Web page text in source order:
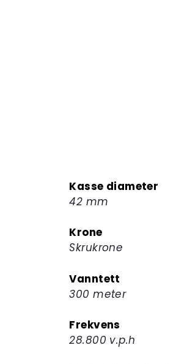
Kasse diameter
42 mm
Krone
Skrukrone
Vanntett
300 meter
Frekvens
28.800 v.p.h